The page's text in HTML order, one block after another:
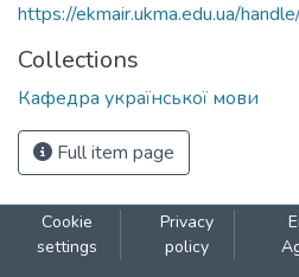
https://ekmair.ukma.edu.ua/
Collections
Кафедра української мови
Full item page
Cookie
settings
Privacy
policy